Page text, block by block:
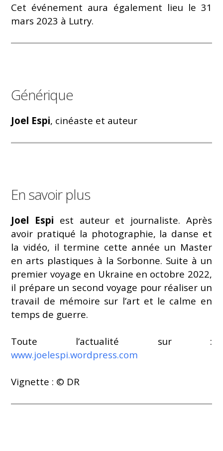
Cet événement aura également lieu le 31
mars 2023 à Lutry.
Générique
Joel Espi, cinéaste et auteur
En savoir plus
Joel Espi est auteur et journaliste. Après
avoir pratiqué la photographie, la danse et
la vidéo, il termine cette année un Master
en arts plastiques à la Sorbonne. Suite à un
premier voyage en Ukraine en octobre 2022,
il prépare un second voyage pour réaliser un
travail de mémoire sur l’art et le calme en
temps de guerre.
Toute l’actualité sur :
www.joelespi.wordpress.com
Vignette : © DR